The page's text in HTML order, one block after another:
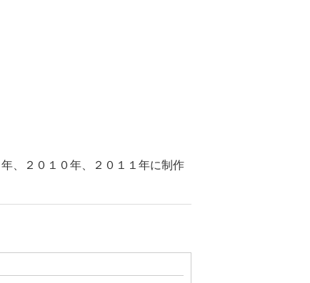
、２０１０年、２０１１年に制作